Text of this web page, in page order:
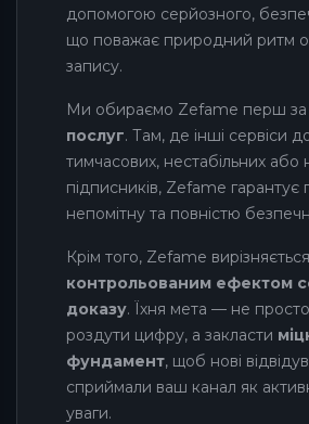
допомогою серйозного,
що поважає природний ритм
запису.
Ми обираємо Zefame перш за
послуг. Там, де інші сервіси
тимчасових, нестабільних або
підписників, Zefame гарантує
непомітну та повністю
Крім того, Zefame вирізняється
контрольованим ефектом
доказу. Їхня мета — не
роздути цифру, а закласти
фундамент, щоб нові
сприймали ваш канал як
уваги.